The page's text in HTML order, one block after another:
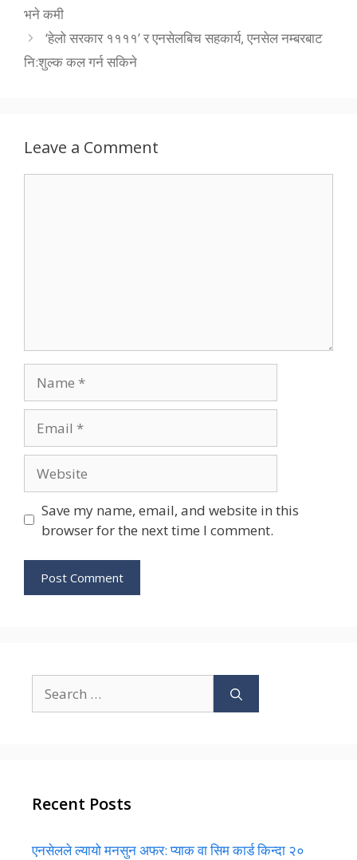
भने कमी
‘हेलो सरकार ११११’ र एनसेलबिच सहकार्य, एनसेल नम्बरबाट
नि:शुल्क कल गर्न सकिने
Leave a Comment
Save my name, email, and website in this
browser for the next time I comment.
for:
Recent Posts
एनसेलले ल्यायो मनसुन अफर: प्याक वा सिम कार्ड किन्दा २०